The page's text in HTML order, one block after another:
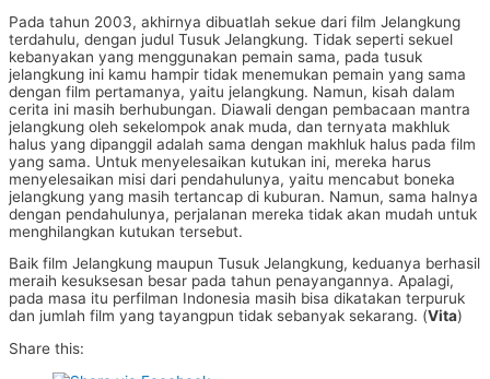
Pada tahun 2003, akhirnya dibuatlah sekue dari film Jelangkung
terdahulu, dengan judul Tusuk Jelangkung. Tidak seperti sekuel
kebanyakan yang menggunakan pemain sama, pada tusuk
jelangkung ini kamu hampir tidak menemukan pemain yang sama
dengan film pertamanya, yaitu jelangkung. Namun, kisah dalam
cerita ini masih berhubungan. Diawali dengan pembacaan mantra
jelangkung oleh sekelompok anak muda, dan ternyata makhluk
halus yang dipanggil adalah sama dengan makhluk halus pada film
yang sama. Untuk menyelesaikan kutukan ini, mereka harus
menyelesaikan misi dari pendahulunya, yaitu mencabut boneka
jelangkung yang masih tertancap di kuburan. Namun, sama halnya
dengan pendahulunya, perjalanan mereka tidak akan mudah untuk
menghilangkan kutukan tersebut.
Baik film Jelangkung maupun Tusuk Jelangkung, keduanya berhasil
meraih kesuksesan besar pada tahun penayangannya. Apalagi,
pada masa itu perfilman Indonesia masih bisa dikatakan terpuruk
dan jumlah film yang tayangpun tidak sebanyak sekarang. (Vita)
Share this: